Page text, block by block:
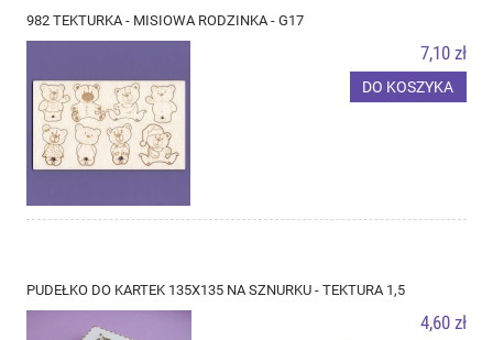
982 TEKTURKA - MISIOWA RODZINKA - G17
7,10 zł
DO KOSZYKA
PUDEŁKO DO KARTEK 135X135 NA SZNURKU - TEKTURA 1,5
4,60 zł